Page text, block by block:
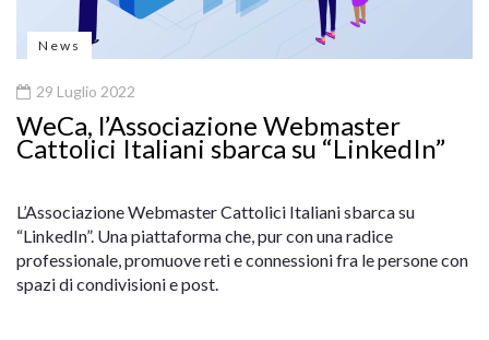
News
29 Luglio 2022
WeCa, l’Associazione Webmaster
Cattolici Italiani sbarca su “LinkedIn”
L’Associazione Webmaster Cattolici Italiani sbarca su
“LinkedIn”. Una piattaforma che, pur con una radice
professionale, promuove reti e connessioni fra le persone con
spazi di condivisioni e post.